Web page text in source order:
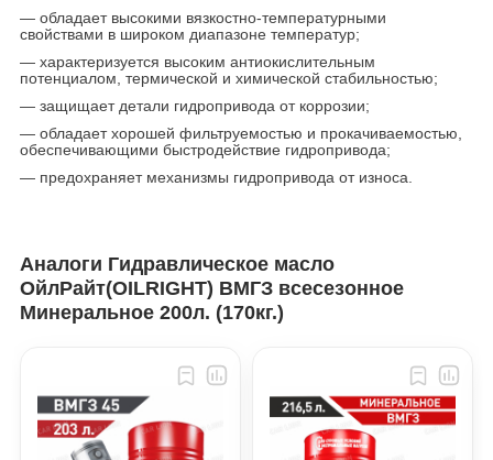
— обладает высокими вязкостно-температурными
свойствами в широком диапазоне температур;
— характеризуется высоким антиокислительным
потенциалом, термической и химической стабильностью;
— защищает детали гидропривода от коррозии;
— обладает хорошей фильтруемостью и прокачиваемостью,
обеспечивающими быстродействие гидропривода;
— предохраняет механизмы гидропривода от износа.
Аналоги Гидравлическое масло
ОйлРайт(OILRIGHT) ВМГЗ всесезонное
Минеральное 200л. (170кг.)